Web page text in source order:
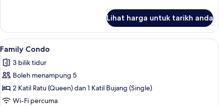
Condo
Lihat harga untuk tarikh anda
Lihat
semua
foto
untuk
Family
Condo
Family Condo | Ruang tamu | 55
11
Family Condo
3 bilik tidur
Boleh menampung 5
2 Katil Ratu (Queen) dan 1 Katil Bujang (Single)
Wi-Fi percuma